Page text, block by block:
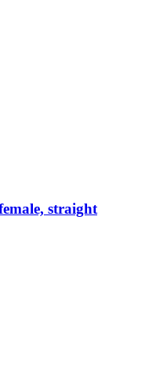
straight